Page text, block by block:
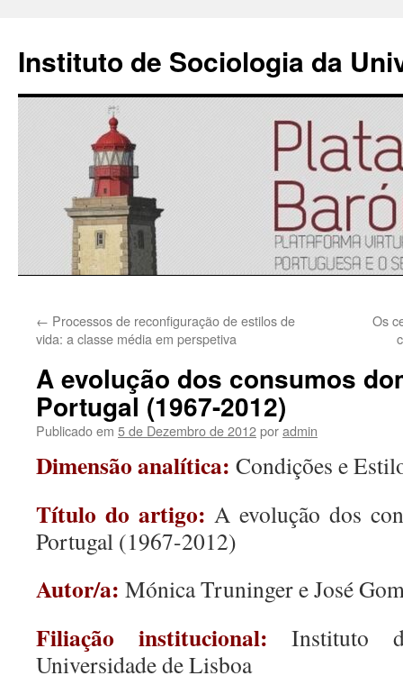
Instituto de Sociologia da
para
conteúdo
← Processos de reconfiguração de estilos de
vida: a classe média em perspetiva
Os
A evolução dos consumos
Portugal (1967-2012)
Publicado em 5 de Dezembro de 2012poradmin
Dimensão analítica: Condições e
Título do artigo:A evolução dos
Portugal (1967-2012)
Autor/a: Mónica Truninger e José
Filiação institucional: Instituto
Universidade de Lisboa